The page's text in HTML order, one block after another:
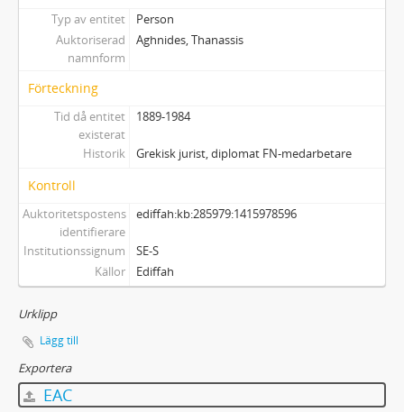
Typ av entitet
Person
Auktoriserad
namnform
Aghnides, Thanassis
Förteckning
Tid då entitet
existerat
1889-1984
Historik Grekisk jurist, diplomat FN-medarbetare
Kontroll
Auktoritetspostens
identifierare
ediffah:kb:285979:1415978596
Institutionssignum
SE-S
Källor
Ediffah
Urklipp
Lägg till
Exportera
EAC